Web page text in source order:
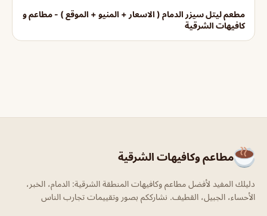
مطعم ليتل سيزر الدمام ( الاسعار + المنيو + الموقع ) - مطاعم و
كافيهات الشرقية
مطاعم وكافيهات الشرقية
دليلك المفيد لأفضل مطاعم وكافيهات المنطقة الشرقية: الدمام، الخبر،
الأحساء، الجبيل، القطيف. نشارككم بصور وتقييمات تجارب الناس